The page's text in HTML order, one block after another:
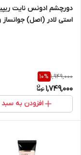
دورچشم ادونس نایت
استی لادر (اصل) جوانساز
1,949,000
10%
1,749,000
افزودن به سبد